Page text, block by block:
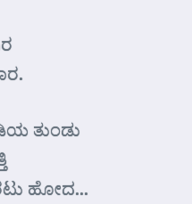
ತುಂಡು
ಹೋದ…